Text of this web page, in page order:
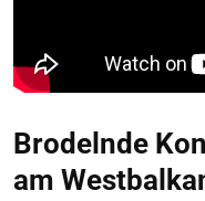
Brodelnde
am